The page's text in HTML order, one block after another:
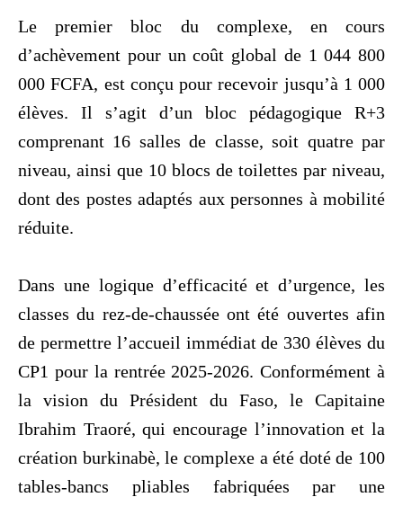
Le premier bloc du complexe, en cours
d’achèvement pour un coût global de 1 044 800
000 FCFA, est conçu pour recevoir jusqu’à 1 000
élèves. Il s’agit d’un bloc pédagogique R+3
comprenant 16 salles de classe, soit quatre par
niveau, ainsi que 10 blocs de toilettes par niveau,
dont des postes adaptés aux personnes à mobilité
réduite.
‎Dans une logique d’efficacité et d’urgence, les
classes du rez-de-chaussée ont été ouvertes afin
de permettre l’accueil immédiat de 330 élèves du
CP1 pour la rentrée 2025-2026. Conformément à
la vision du Président du Faso, le Capitaine
Ibrahim Traoré, qui encourage l’innovation et la
création burkinabè, le complexe a été doté de 100
tables-bancs pliables fabriquées par une